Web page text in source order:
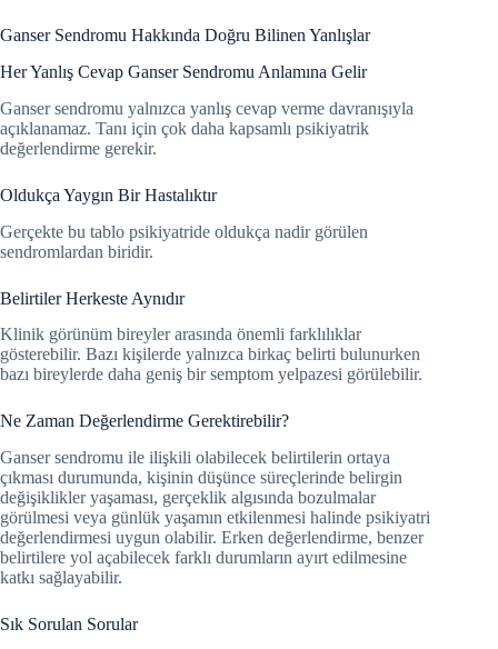
Ganser Sendromu Hakkında Doğru Bilinen Yanlışlar
Her Yanlış Cevap Ganser Sendromu Anlamına Gelir
Ganser sendromu yalnızca yanlış cevap verme davranışıyla
açıklanamaz. Tanı için çok daha kapsamlı psikiyatrik
değerlendirme gerekir.
Oldukça Yaygın Bir Hastalıktır
Gerçekte bu tablo psikiyatride oldukça nadir görülen
sendromlardan biridir.
Belirtiler Herkeste Aynıdır
Klinik görünüm bireyler arasında önemli farklılıklar
gösterebilir. Bazı kişilerde yalnızca birkaç belirti bulunurken
bazı bireylerde daha geniş bir semptom yelpazesi görülebilir.
Ne Zaman Değerlendirme Gerektirebilir?
Ganser sendromu ile ilişkili olabilecek belirtilerin ortaya
çıkması durumunda, kişinin düşünce süreçlerinde belirgin
değişiklikler yaşaması, gerçeklik algısında bozulmalar
görülmesi veya günlük yaşamın etkilenmesi halinde psikiyatri
değerlendirmesi uygun olabilir. Erken değerlendirme, benzer
belirtilere yol açabilecek farklı durumların ayırt edilmesine
katkı sağlayabilir.
Sık Sorulan Sorular